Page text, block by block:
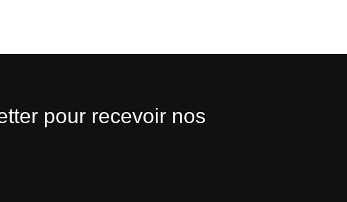
pour recevoir nos